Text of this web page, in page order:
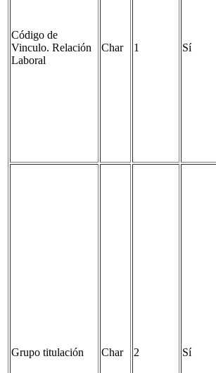
Código de
Vinculo. Relación
Laboral
Char 1 Sí
Grupo titulación Char 2 Sí